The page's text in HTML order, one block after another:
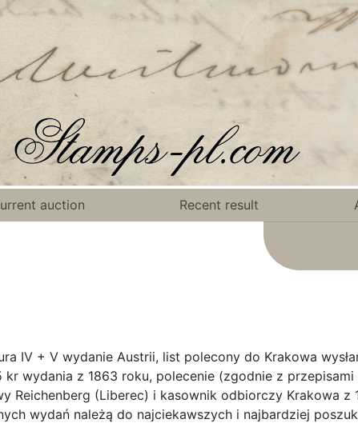
auction Recent result
IV + V wydanie Austrii, list polecony do Krakowa
kr wydania z 1863 roku, polecenie (zgodnie z
Reichenberg (Liberec) i kasownik odbiorczy Krakowa
wydań należą do najciekawszych i najbardziej